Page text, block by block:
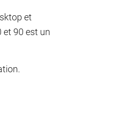
et
et 90 est un